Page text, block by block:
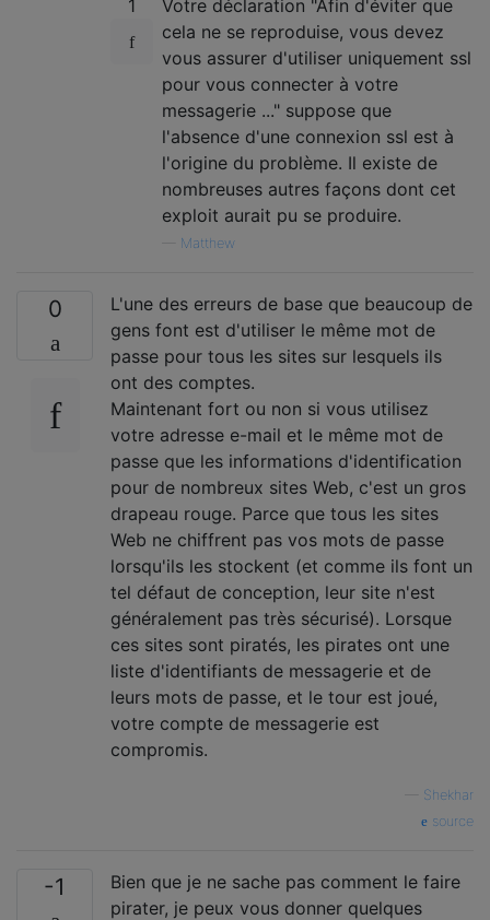
1
Votre déclaration "Afin d'éviter que
cela ne se reproduise, vous devez
vous assurer d'utiliser uniquement ssl
pour vous connecter à votre
messagerie ..." suppose que
l'absence d'une connexion ssl est à
l'origine du problème. Il existe de
nombreuses autres façons dont cet
exploit aurait pu se produire.
Matthew
0
L'une des erreurs de base que beaucoup de
gens font est d'utiliser le même mot de
passe pour tous les sites sur lesquels ils
ont des comptes.
Maintenant fort ou non si vous utilisez
votre adresse e-mail et le même mot de
passe que les informations d'identification
pour de nombreux sites Web, c'est un gros
drapeau rouge. Parce que tous les sites
Web ne chiffrent pas vos mots de passe
lorsqu'ils les stockent (et comme ils font un
tel défaut de conception, leur site n'est
généralement pas très sécurisé). Lorsque
ces sites sont piratés, les pirates ont une
liste d'identifiants de messagerie et de
leurs mots de passe, et le tour est joué,
votre compte de messagerie est
compromis.
Shekhar
source
-1
Bien que je ne sache pas comment le faire
pirater, je peux vous donner quelques